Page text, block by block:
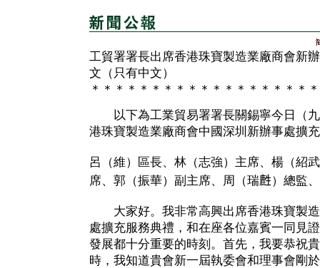
工貿署署長出席香港珠寶製造業廠商會新
文（只有中文）
＊＊＊＊＊＊＊＊＊＊＊＊＊＊＊＊＊＊
以下為工業貿易署署長關錫寧今日（九
港珠寶製造業廠商會中國深圳新辦事處擴
呂（維）區長、林（志強）主席、楊（紹
席、郭（振華）副主席、周（瑞𪊟）總監
大家好。我非常高興出席香港珠寶製造
處擴充服務典禮，和在座各位嘉賓一同見
發展都十分重要的時刻。首先，我要恭祝
時，我知道貴會新一屆執委會和理事會剛